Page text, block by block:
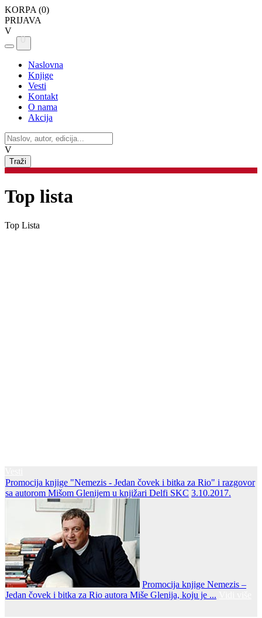
KORPA (0)
PRIJAVA
V
0
Naslovna
Knjige
Vesti
Kontakt
O nama
Akcija
V
Top lista
Top Lista
Promocija knjige "Nemezis - Jedan čovek i bitka za Rio" i razgovor
sa autorom Mišom Glenijem u knjižari Delfi SKC 3.10.2017.
Promocija knjige Nemezis –
Jedan čovek i bitka za Rio autora Miše Glenija, koju je ...